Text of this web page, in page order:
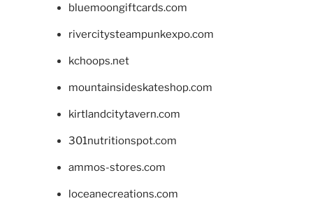
bluemoongiftcards.com
rivercitysteampunkexpo.com
kchoops.net
mountainsideskateshop.com
kirtlandcitytavern.com
301nutritionspot.com
ammos-stores.com
loceanecreations.com